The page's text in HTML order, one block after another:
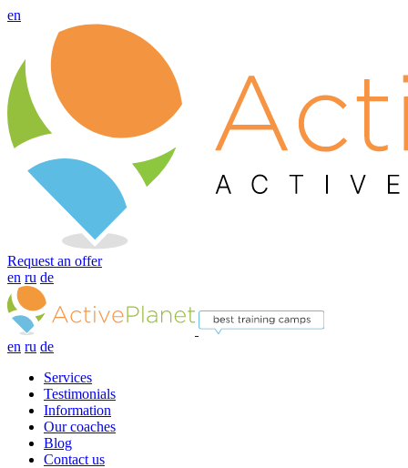
en
Request an offer
en ru de
en ru de
Services
Testimonials
Information
Our coaches
Blog
Contact us